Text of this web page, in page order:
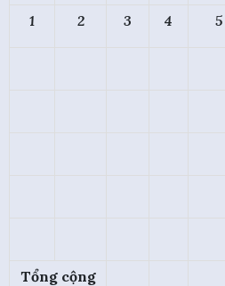
1 2 3 4 5
Tổng cộng